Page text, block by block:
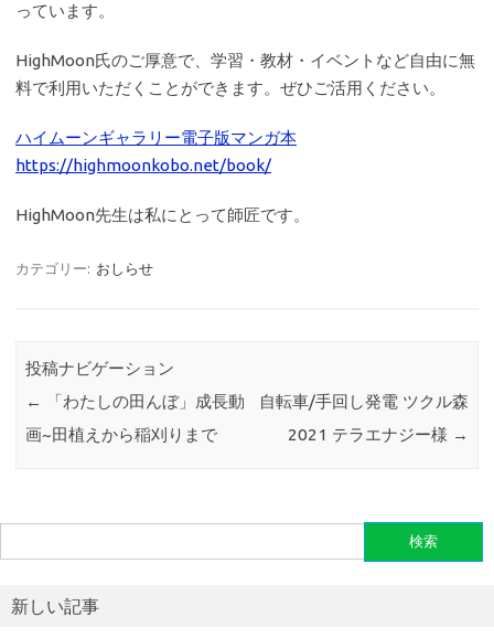
っています。
HighMoon氏のご厚意で、学習・教材・イベントなど自由に無
料で利用いただくことができます。ぜひご活用ください。
ハイムーンギャラリー電子版マンガ本
https://highmoonkobo.net/book/
HighMoon先生は私にとって師匠です。
カテゴリー: おしらせ
投稿ナビゲーション
←
「わたしの田んぼ」成長動
画~田植えから稲刈りまで
自転車/手回し発電 ツクル森
2021 テラエナジー様 →
索:
新しい記事